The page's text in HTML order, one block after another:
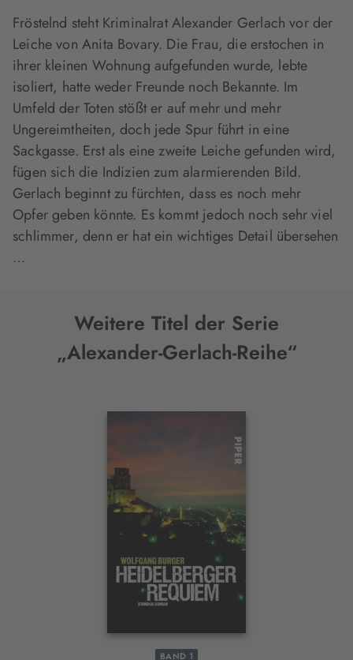
Fröstelnd steht Kriminalrat Alexander Gerlach vor der
Leiche von Anita Bovary. Die Frau, die erstochen in
ihrer kleinen Wohnung aufgefunden wurde, lebte
isoliert, hatte weder Freunde noch Bekannte. Im
Umfeld der Toten stößt er auf mehr und mehr
Ungereimtheiten, doch jede Spur führt in eine
Sackgasse. Erst als eine zweite Leiche gefunden wird,
fügen sich die Indizien zum alarmierenden Bild.
Gerlach beginnt zu fürchten, dass es noch mehr
Opfer geben könnte. Es kommt jedoch noch sehr viel
schlimmer, denn er hat ein wichtiges Detail übersehen
…
Weitere Titel der Serie
„Alexander-Gerlach-Reihe“
BAND 1